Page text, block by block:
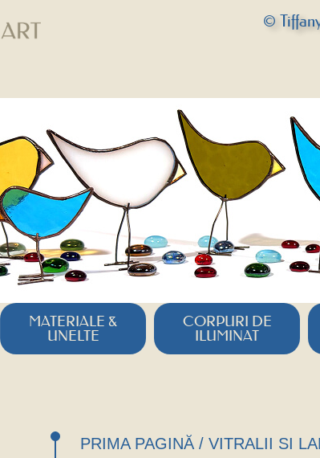
©
MATERIALE &
UNELTE
CORPURI DE
ILUMINAT
PRIMA PAGINĂ /VITRALII SI